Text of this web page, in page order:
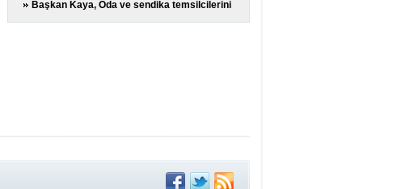
Başkan Kaya, Oda ve sendika temsilcilerini
ağırladı